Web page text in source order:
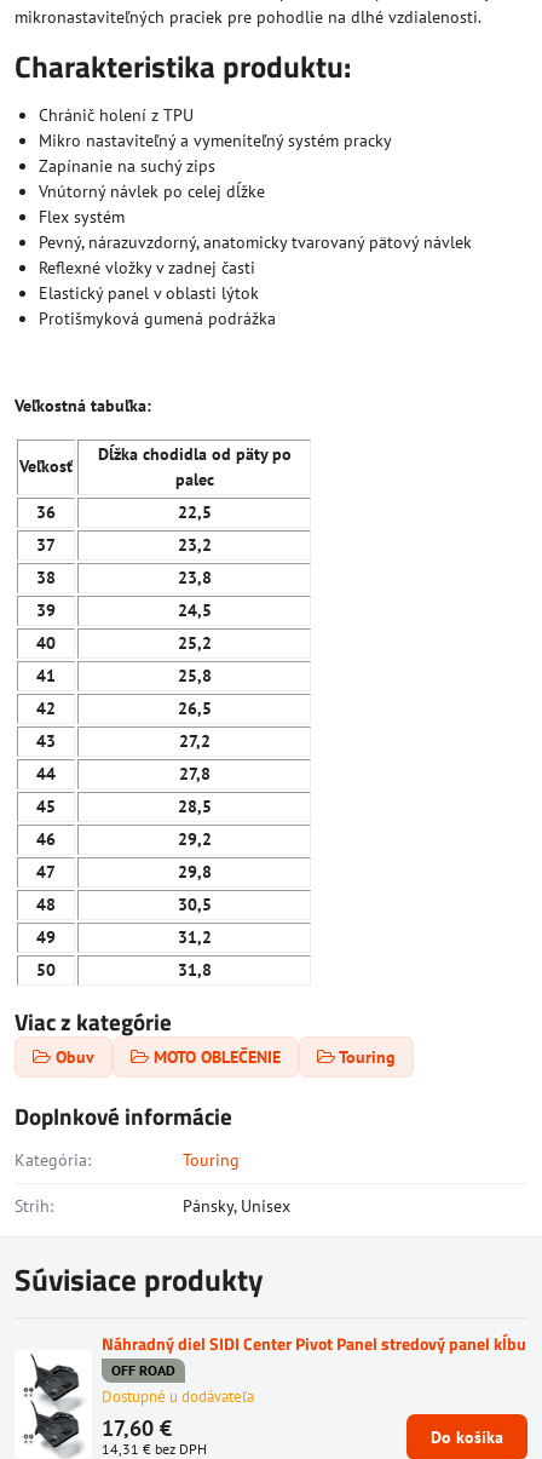
mikronastaviteľných praciek pre pohodlie na dlhé vzdialenosti.
Charakteristika produktu:
Chránič holení z TPU
Mikro nastaviteľný a vymeniteľný systém pracky
Zapínanie na suchý zips
Vnútorný návlek po celej dĺžke
Flex systém
Pevný, nárazuvzdorný, anatomicky tvarovaný pätový návlek
Reflexné vložky v zadnej časti
Elastický panel v oblasti lýtok
Protišmyková gumená podrážka
Veľkostná tabuľka:
Veľkosť
Dĺžka chodidla od päty po
palec
36
22,5
37
23,2
38
23,8
39
24,5
40
25,2
41
25,8
42
26,5
43
27,2
44
27,8
45
28,5
46
29,2
47
29,8
48
30,5
49
31,2
50
31,8
Viac z kategórie
Obuv MOTO OBLEČENIE Touring
Doplnkové informácie
Kategória: Touring
Strih: Pánsky, Unisex
Súvisiace produkty
Náhradný diel SIDI Center Pivot Panel stredový panel kĺbu
OFF ROAD
Dostupné u dodávateľa
17,60 €
14,31 € bez DPH
Do košíka